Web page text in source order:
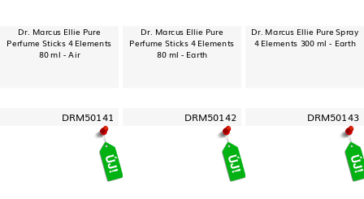
Dr. Marcus Ellie Pure
Perfume Sticks 4 Elements
80 ml - Air
Dr. Marcus Ellie Pure
Perfume Sticks 4 Elements
80 ml - Earth
Dr. Marcus Ellie Pure Spray
4 Elements 300 ml - Earth
DRM50141 DRM50142 DRM50143